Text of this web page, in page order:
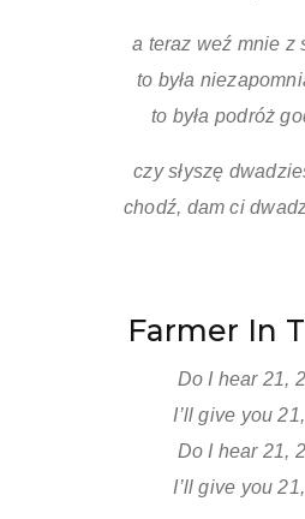
a teraz weź mnie z
to była
to była podróż
czy słyszę
chodź, dam ci
Farmer In
Do I hear 21,
I’ll give you
Do I hear 21,
I’ll give you